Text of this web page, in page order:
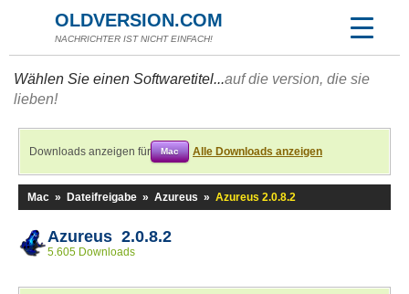
OLDVERSION.COM
NACHRICHTER IST NICHT EINFACH!
Wählen Sie einen Softwaretitel...auf die version, die sie
lieben!
Downloads anzeigen für Mac Alle Downloads anzeigen
Mac » Dateifreigabe » Azureus » Azureus 2.0.8.2
Azureus 2.0.8.2
5.605 Downloads